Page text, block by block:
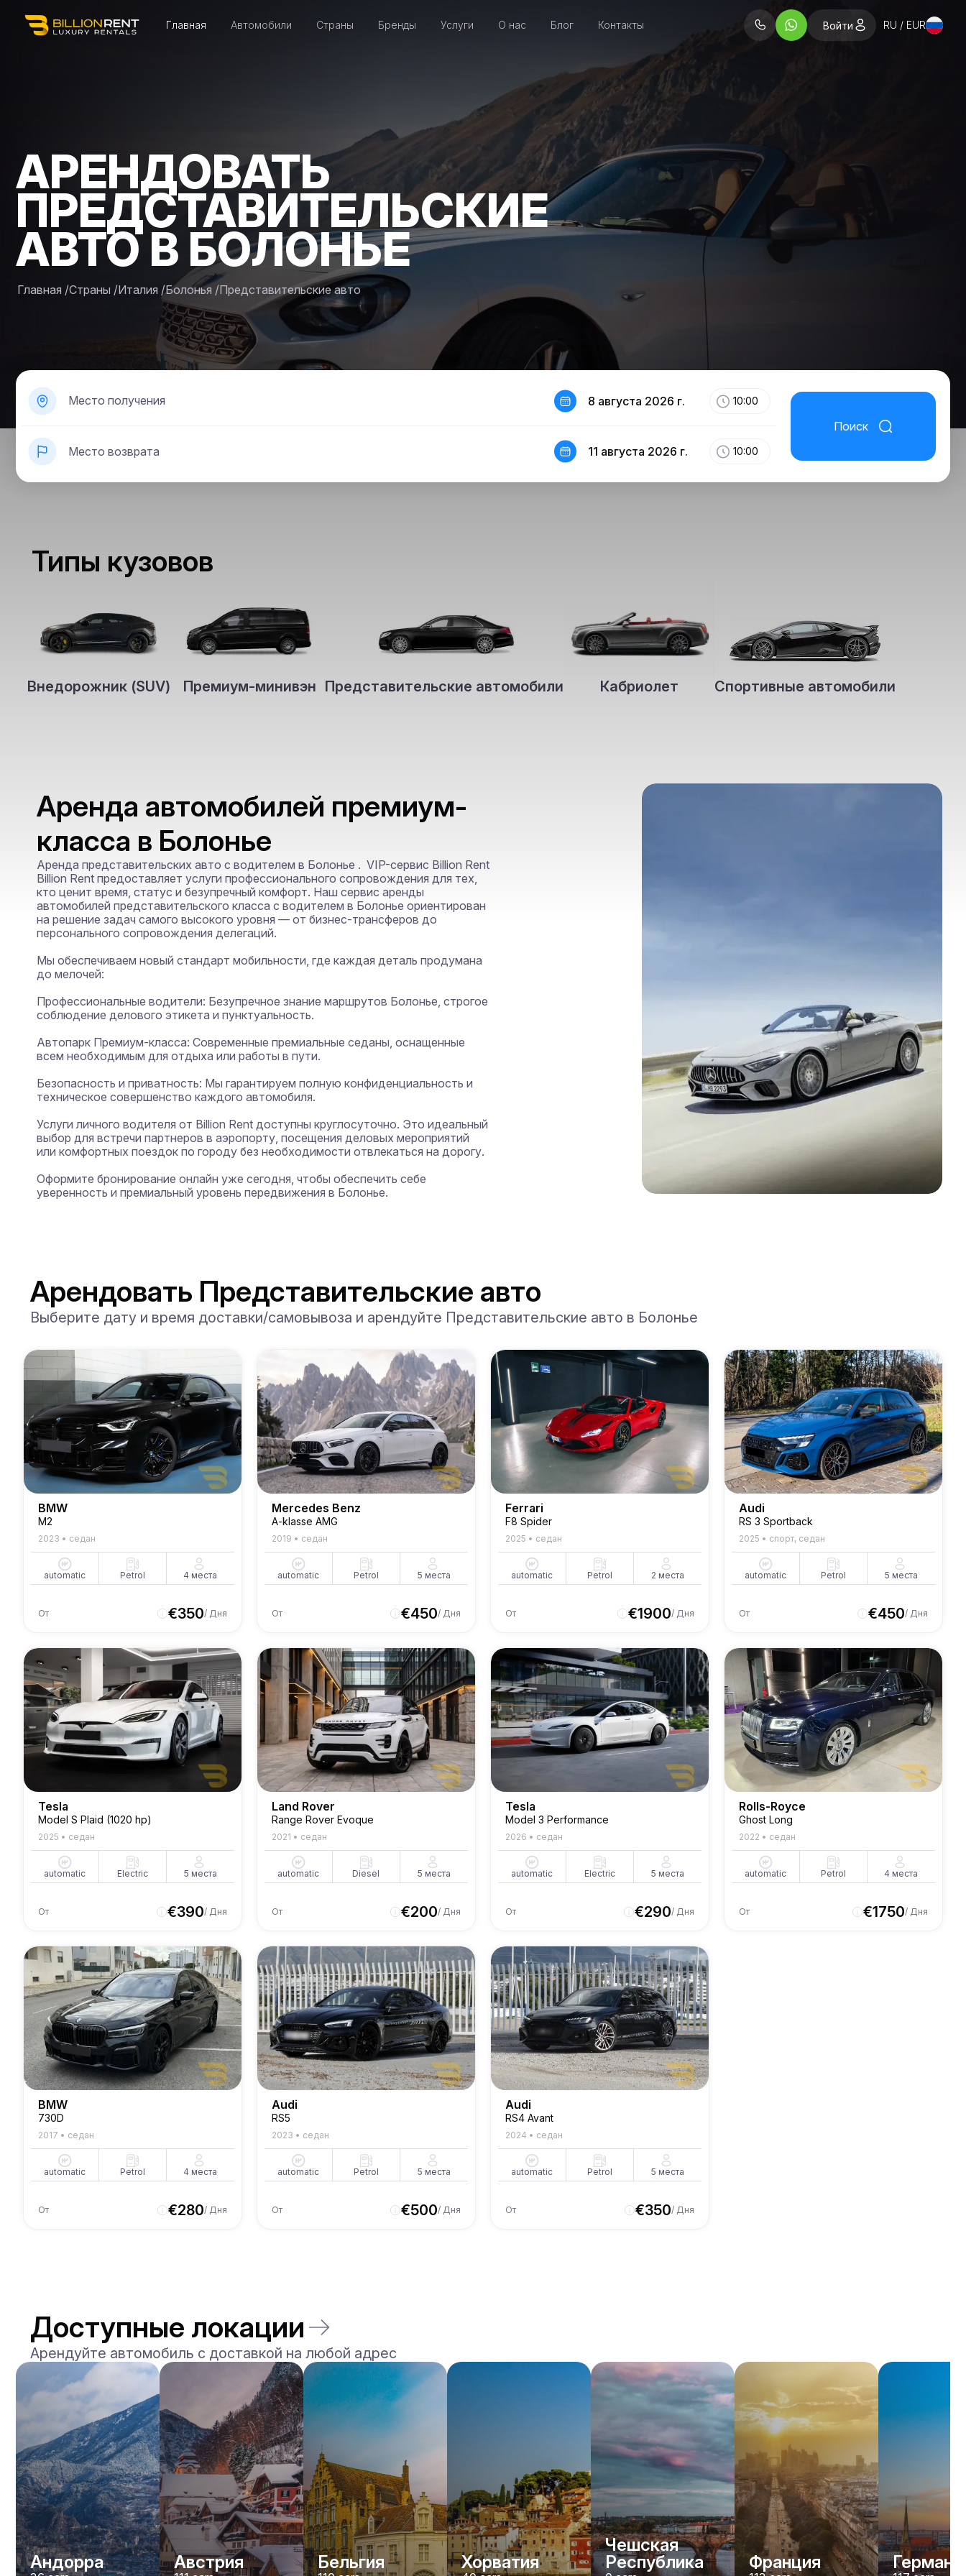
Главная Автомобили Страны Бренды Услуги О нас Блог Контакты Войти RU / EUR
АРЕНДОВАТЬ
ПРЕДСТАВИТЕЛЬСКИЕ
АВТО В БОЛОНЬЕ
Главная /Страны /Италия /Болонья /Представительские авто
Место получения
Место возврата
8 августа 2026 г. 10:00
11 августа 2026 г. 10:00
Поиск
Типы кузовов
Внедорожник (SUV) Премиум-минивэн Представительские автомобили Кабриолет Спортивные автомобили
Аренда автомобилей премиум-
класса в Болонье
Аренда представительских авто с водителем в Болонье .  VIP-сервис Billion Rent
Billion Rent предоставляет услуги профессионального сопровождения для тех,
кто ценит время, статус и безупречный комфорт. Наш сервис аренды
автомобилей представительского класса с водителем в Болонье ориентирован
на решение задач самого высокого уровня — от бизнес-трансферов до
персонального сопровождения делегаций.
Мы обеспечиваем новый стандарт мобильности, где каждая деталь продумана
до мелочей:
Профессиональные водители: Безупречное знание маршрутов Болонье, строгое
соблюдение делового этикета и пунктуальность.
Автопарк Премиум-класса: Современные премиальные седаны, оснащенные
всем необходимым для отдыха или работы в пути.
Безопасность и приватность: Мы гарантируем полную конфиденциальность и
техническое совершенство каждого автомобиля.
Услуги личного водителя от Billion Rent доступны круглосуточно. Это идеальный
выбор для встречи партнеров в аэропорту, посещения деловых мероприятий
или комфортных поездок по городу без необходимости отвлекаться на дорогу.
Оформите бронирование онлайн уже сегодня, чтобы обеспечить себе
уверенность и премиальный уровень передвижения в Болонье.
Арендовать Представительские авто
Выберите дату и время доставки/самовывоза и арендуйте Представительские авто в Болонье
BMW
M2
2023 • седан
automatic Petrol 4 места
От €350/ Дня
Mercedes Benz
A-klasse AMG
2019 • седан
automatic Petrol 5 места
От €450/ Дня
Ferrari
F8 Spider
2025 • седан
automatic Petrol 2 места
От €1900/ Дня
Audi
RS 3 Sportback
2025 • спорт, седан
automatic Petrol 5 места
От €450/ Дня
Tesla
Model S Plaid (1020 hp)
2025 • седан
automatic Electric 5 места
От €390/ Дня
Land Rover
Range Rover Evoque
2021 • седан
automatic Diesel 5 места
От €200/ Дня
Tesla
Model 3 Performance
2026 • седан
automatic Electric 5 места
От €290/ Дня
Rolls-Royce
Ghost Long
2022 • седан
automatic Petrol 4 места
От €1750/ Дня
BMW
730D
2017 • седан
automatic Petrol 4 места
От €280/ Дня
Audi
RS5
2023 • седан
automatic Petrol 5 места
От €500/ Дня
Audi
RS4 Avant
2024 • седан
automatic Petrol 5 места
От €350/ Дня
Доступные локации
Арендуйте автомобиль с доставкой на любой адрес
Андорра Австрия Бельгия Хорватия
Чешская
Республика
Франция